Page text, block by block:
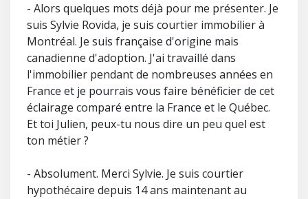
- Alors quelques mots déjà pour me présenter. Je
suis Sylvie Rovida, je suis courtier immobilier à
Montréal. Je suis française d'origine mais
canadienne d'adoption. J'ai travaillé dans
l'immobilier pendant de nombreuses années en
France et je pourrais vous faire bénéficier de cet
éclairage comparé entre la France et le Québec.
Et toi Julien, peux-tu nous dire un peu quel est
ton métier ?
- Absolument. Merci Sylvie. Je suis courtier
hypothécaire depuis 14 ans maintenant au